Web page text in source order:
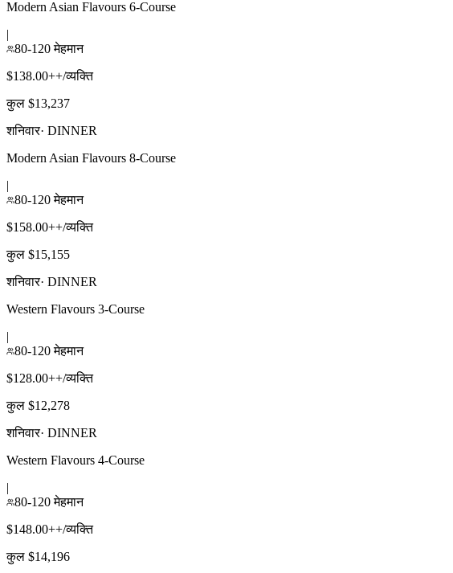
Modern Asian Flavours 6-Course
|
80-120 मेहमान
$138.00++/व्यक्ति
कुल $13,237
शनिवार· DINNER
Modern Asian Flavours 8-Course
|
80-120 मेहमान
$158.00++/व्यक्ति
कुल $15,155
शनिवार· DINNER
Western Flavours 3-Course
|
80-120 मेहमान
$128.00++/व्यक्ति
कुल $12,278
शनिवार· DINNER
Western Flavours 4-Course
|
80-120 मेहमान
$148.00++/व्यक्ति
कुल $14,196